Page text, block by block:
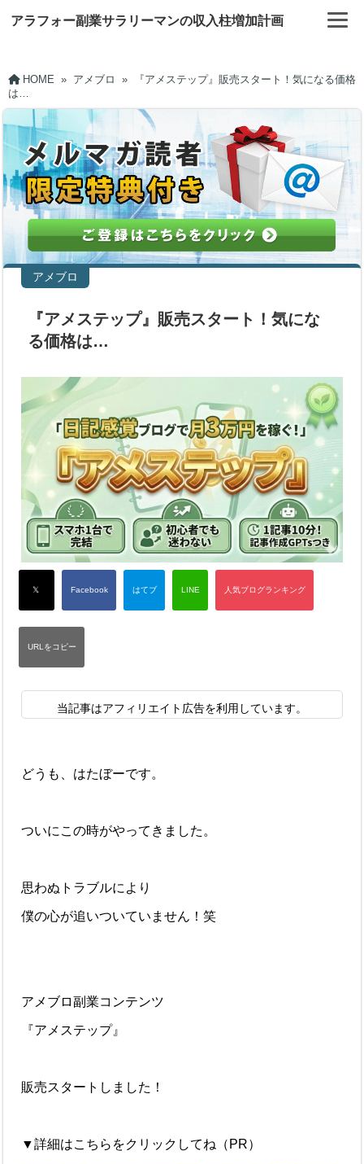
アラフォー副業サラリーマンの収入柱増加計画
HOME » アメブロ »
『アメステップ』販売スタート！気になる価格
は…
アメブロ
『アメステップ』販売スタート！気にな
る価格は…
当記事はアフィリエイト広告を利用しています。
どうも、はたぼーです。
ついにこの時がやってきました。
思わぬトラブルにより
僕の心が追いついていません！笑
アメブロ副業コンテンツ
『アメステップ』
販売スタートしました！
▼詳細はこちらをクリックしてね（PR）